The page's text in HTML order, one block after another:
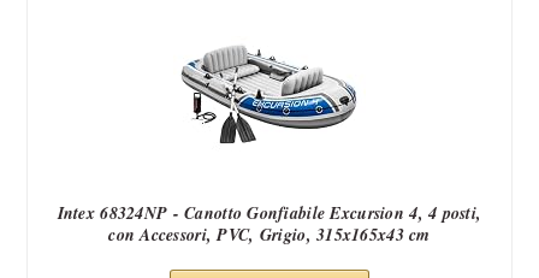
Intex 68324NP - Canotto Gonfiabile Excursion 4, 4 posti,
con Accessori, PVC, Grigio, 315x165x43 cm